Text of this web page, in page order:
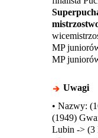
MP
MP
Uwagi
• Nazwy:
(1949)
Lubin -> (3